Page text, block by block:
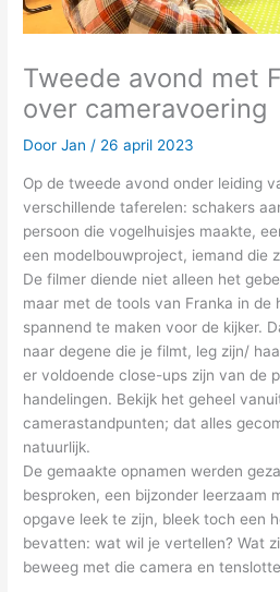
Tweede avond met
over cameravoering
DoorJan / 26 april 2023
Op de tweede avond onder leiding
verschillende taferelen: schakers
persoon die vogelhuisjes maakte,
een modelbouwproject, iemand die
De filmer diende niet alleen het
maar met de tools van Franka in de
spannend te maken voor de kijker.
naar degene die je filmt, leg zijn/
er voldoende close-ups zijn van de
handelingen. Bekijk het geheel
camerastandpunten; dat alles
natuurlijk.
De gemaakte opnamen werden
besproken, een bijzonder leerzaam
opgave leek te zijn, bleek toch een
bevatten: wat wil je vertellen? Wat
beweeg met die camera en